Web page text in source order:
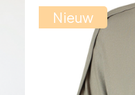
Nieuw